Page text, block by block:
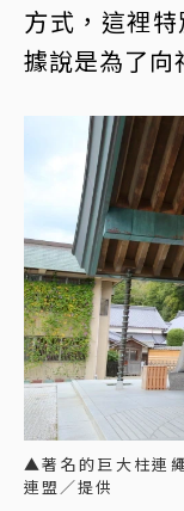
方式，這裡
據說是為了向
▲著名的巨大柱連
連盟／提供